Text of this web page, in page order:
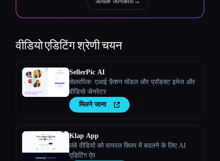
वीडियो एडिटिंगश्रेणी चयन
SellerPic AI
सेलरपिक: एआई फ़ैशन मॉडल और प्रॉडक्ट इमेज और
वीडियो जेनरेटर
मिलने जाना
Klap App
लंबे वीडियो को वायरल क्लिप में बदलने के लिए AI
एडिटिंग ऐप